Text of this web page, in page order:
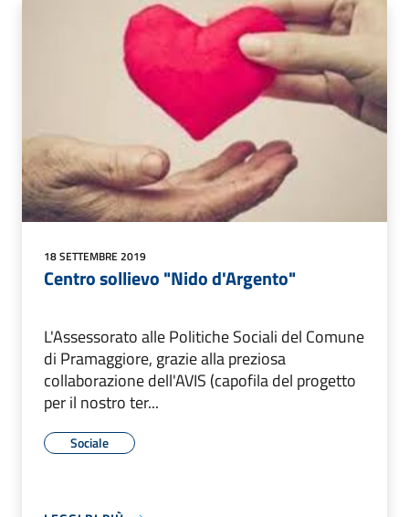
18 SETTEMBRE 2019
Centro sollievo "Nido d'Argento"
L'Assessorato alle Politiche Sociali del Comune
di Pramaggiore, grazie alla preziosa
collaborazione dell'AVIS (capofila del progetto
per il nostro ter...
Sociale